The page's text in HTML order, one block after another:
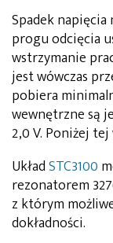
Spadek
progu odcięcia
wstrzymanie
jest wówczas
pobiera
wewnętrzne są
2,0 V. Poniżej
UkładSTC3100
rezonatorem
z którym
dokładności.